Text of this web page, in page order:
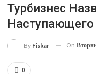
Турбизнес
Наступающего
By Fiskar On
0